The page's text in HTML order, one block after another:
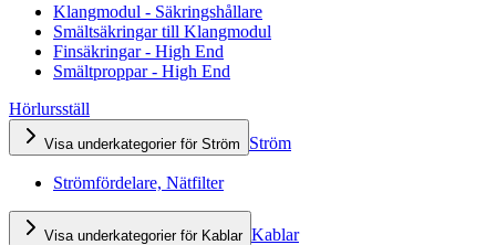
Klangmodul - Säkringshållare
Smältsäkringar till Klangmodul
Finsäkringar - High End
Smältproppar - High End
Hörlursställ
Visa underkategorier för Ström Ström
Strömfördelare, Nätfilter
Visa underkategorier för Kablar Kablar